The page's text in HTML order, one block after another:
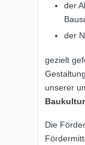
der
der
gezielt
unserer
Die